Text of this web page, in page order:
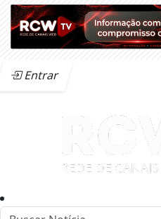
Entrar